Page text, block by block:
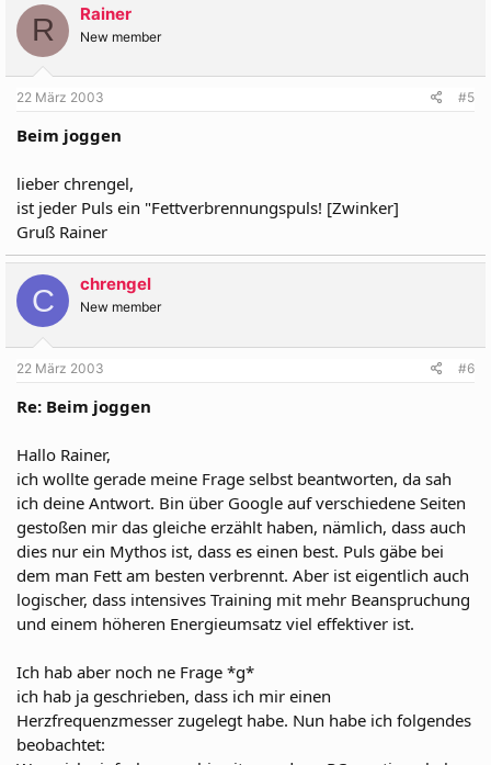
R Rainer
New member
22 März 2003 #5
Beim joggen
lieber chrengel,
ist jeder Puls ein "Fettverbrennungspuls! [Zwinker]
Gruß Rainer
C chrengel
New member
22 März 2003 #6
Re: Beim joggen
Hallo Rainer,
ich wollte gerade meine Frage selbst beantworten, da sah
ich deine Antwort. Bin über Google auf verschiedene Seiten
gestoßen mir das gleiche erzählt haben, nämlich, dass auch
dies nur ein Mythos ist, dass es einen best. Puls gäbe bei
dem man Fett am besten verbrennt. Aber ist eigentlich auch
logischer, dass intensives Training mit mehr Beanspruchung
und einem höheren Energieumsatz viel effektiver ist.
Ich hab aber noch ne Frage *g*
ich hab ja geschrieben, dass ich mir einen
Herzfrequenzmesser zugelegt habe. Nun habe ich folgendes
beobachtet: